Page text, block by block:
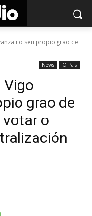
no seu propio grao de
News O País
Vigo
grao de
o